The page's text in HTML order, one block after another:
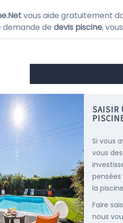
vous aide gratuitement
de devis piscine,
SAISIR
Si vous
vous
la
Faire
nous